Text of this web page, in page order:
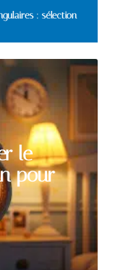
: sélection
le
pour